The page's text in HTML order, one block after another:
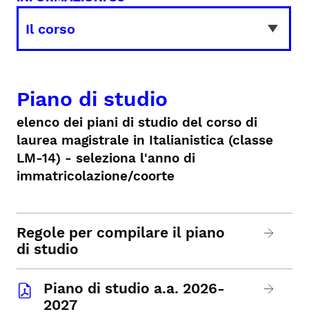
Piano di studio
elenco dei piani di studio del corso di
laurea magistrale in Italianistica (classe
LM-14) - seleziona l'anno di
immatricolazione/coorte
Regole per compilare il piano
di studio
Piano di studio a.a. 2026-
2027